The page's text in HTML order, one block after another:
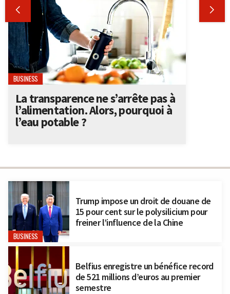
BUSINESS
Trump impose un droit de douane de
15 pour cent sur le polysilicium pour
freiner l’influence de la Chine
Belfius enregistre un bénéfice record
de 521 millions d’euros au premier
semestre
 
BUSINESS
La transparence ne s’arrête pas à
l’alimentation. Alors, pourquoi à
l’eau potable ?